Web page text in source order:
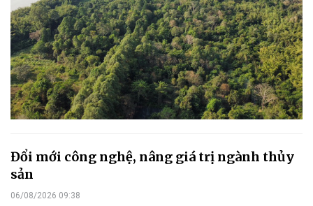
Đổi mới công nghệ, nâng giá trị ngành thủy
sản
06/08/2026 09:38